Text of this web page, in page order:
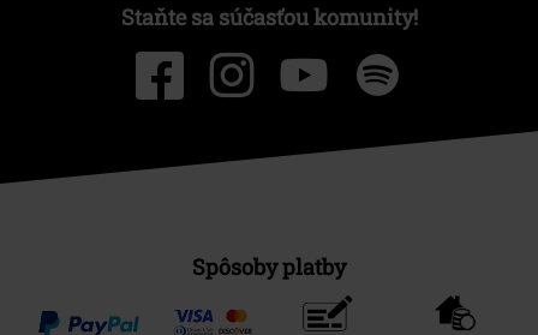
Staňte sa súčasťou komunity!
Spôsoby platby